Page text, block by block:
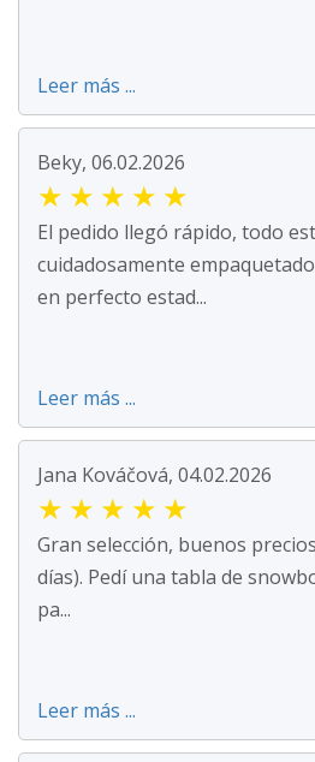
Leer más ...
Beky, 06.02.2026
★ ★ ★ ★ ★
El pedido llegó rápido, todo
cuidadosamente
en perfecto estad...
Leer más ...
Jana Kováčová, 04.02.2026
★ ★ ★ ★ ★
Gran selección, buenos
días). Pedí una tabla de
pa...
Leer más ...